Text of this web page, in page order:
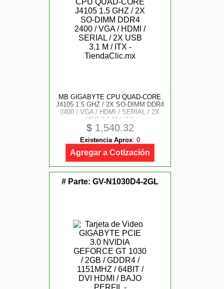
MB GIGABYTE CPU QUAD-CORE
J4105 1.5 GHZ / 2X SO-DIMM DDR4
2400 / VGA / HDMI / SERIAL / 2X
USB 3.1 M / ITX
$1,540.32
Existencia Aprox: 0
Agregar a Cotización
# Parte: GV-N1030D4-2GL